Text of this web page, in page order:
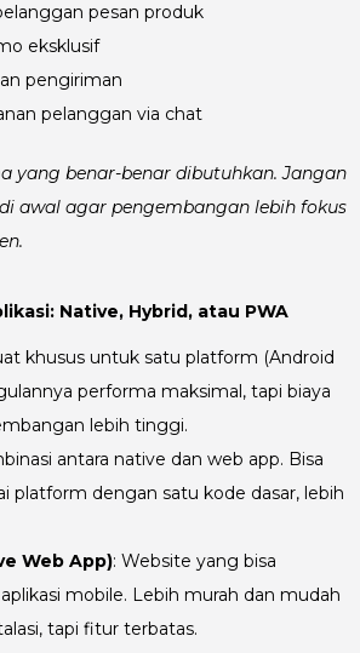
pesan produk
eksklusif
pengiriman
pelanggan via chat
yang benar-benar dibutuhkan. Jangan
awal agar pengembangan lebih fokus
Native, Hybrid, atau PWA
khusus untuk satu platform (Android
performa maksimal, tapi biaya
lebih tinggi.
antara native dan web app. Bisa
platform dengan satu kode dasar, lebih
Web App): Website yang bisa
mobile. Lebih murah dan mudah
tapi fitur terbatas.